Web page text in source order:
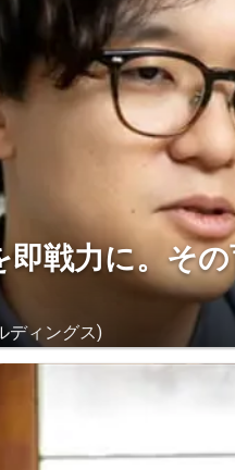
即戦力に。そ
ディングス)